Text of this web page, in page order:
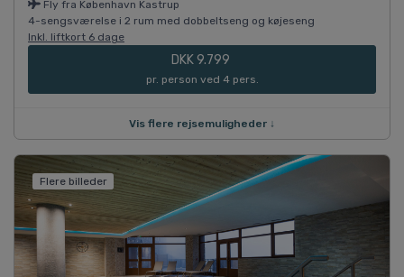
Fly fra København Kastrup
4-sengsværelse i 2 rum med dobbeltseng og køjeseng
Inkl. liftkort 6 dage
DKK 9.799
pr. person ved 4 pers.
Vis flere rejsemuligheder ↓
Flere billeder